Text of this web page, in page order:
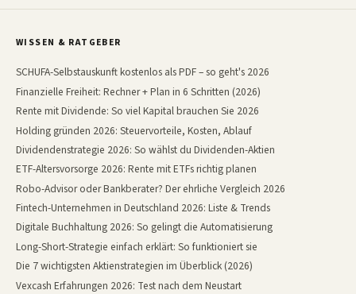
WISSEN & RATGEBER
SCHUFA-Selbstauskunft kostenlos als PDF – so geht's 2026
Finanzielle Freiheit: Rechner + Plan in 6 Schritten (2026)
Rente mit Dividende: So viel Kapital brauchen Sie 2026
Holding gründen 2026: Steuervorteile, Kosten, Ablauf
Dividendenstrategie 2026: So wählst du Dividenden-Aktien
ETF-Altersvorsorge 2026: Rente mit ETFs richtig planen
Robo-Advisor oder Bankberater? Der ehrliche Vergleich 2026
Fintech-Unternehmen in Deutschland 2026: Liste & Trends
Digitale Buchhaltung 2026: So gelingt die Automatisierung
Long-Short-Strategie einfach erklärt: So funktioniert sie
Die 7 wichtigsten Aktienstrategien im Überblick (2026)
Vexcash Erfahrungen 2026: Test nach dem Neustart